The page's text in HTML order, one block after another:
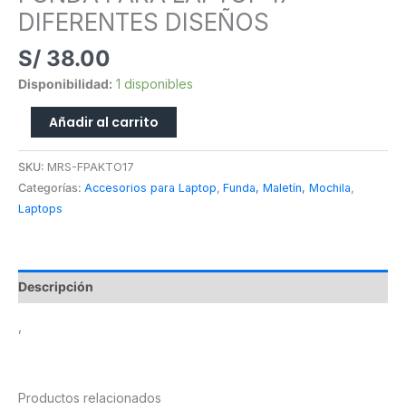
DIFERENTES DISEÑOS
S/ 38.00
Disponibilidad: 1 disponibles
Añadir al carrito
SKU: MRS-FPAKTO17
Categorías: Accesorios para Laptop, Funda, Maletín, Mochila,
Laptops
Descripción
Productos relacionados